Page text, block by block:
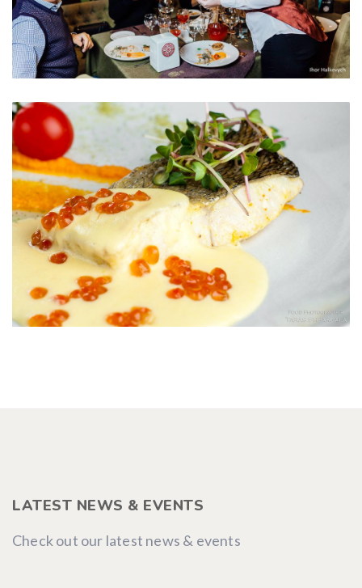
Обслуговування на вищому рівні
LATEST NEWS & EVENTS
Check out our latest news & events